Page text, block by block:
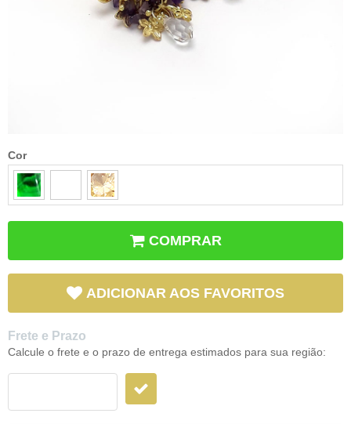
Cor
COMPRAR
ADICIONAR AOS FAVORITOS
Frete e Prazo
Calcule o frete e o prazo de entrega estimados para sua região: